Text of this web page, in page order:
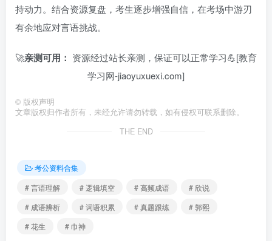
持动力。结合资源复盘，考生逐步增强自信，在考场中游刃
有余地应对言语挑战。
🚀亲测可用： 资源经过站长亲测，保证可以正常学习💪[教育
学习网-jiaoyuxuexi.com]
© 版权声明
文章版权归作者所有，未经允许请勿转载，如有侵权可联系删除。
THE END
考公资料合集
# 言语理解
# 逻辑填空 # 高频成语
# 欣说
# 成语辨析
# 词语积累 # 真题跟练
# 郭熙
# 花生
# 巾神